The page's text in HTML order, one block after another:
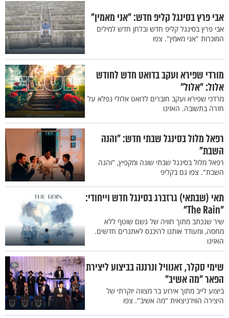
אבי פרץ בסינגל קליפ חדש: "אני מאמין"
אבי פרץ בסינגל קליפ חדש ובלחן חדש למילים
המוכרות "אני מאמין". צפו
מורדי שפירא ועקב בדואט חדש לחודש
אלול: "אלול"
מרדכי שפירא ועקב חוברים לדואט אלולי נפלא על
חזרה בתשובה. האזינו
רפאל מלול בסינגל שבתי חדש: "והנה
השבת"
רפאל מלול בסינגל שבתי שונה ומקפיץ, "והנה
השבת". צפו גם בקליפ
תאי (שבתאי) גרזברג בסינגל חדש וייחודי:
"The Rain"
שיר שנכתב מתוך חוויה של גשם שוטף ללא
מחסה, ומעודד אותנו להיכנס לאתגרים חדשים.
האזינו
שימי סקלר, זאנוויל ונרננה בביצוע ליצירת
הפאר "מה אשיב"
ביצוע לייב מתוך אירוע בר מצווה יוקרתי של
היצירה הוויז'ניצאית "מה אשיב". צפו